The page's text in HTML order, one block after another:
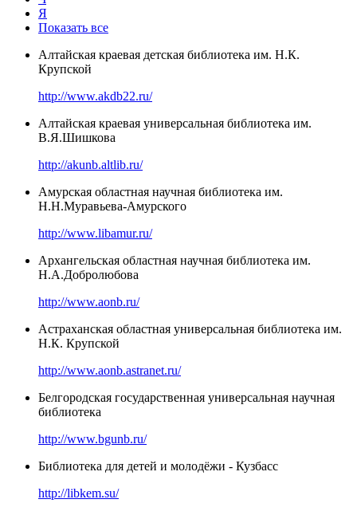
Я
Показать все
Алтайская краевая детская библиотека им. Н.К.
Крупской
http://www.akdb22.ru/
Алтайская краевая универсальная библиотека им.
В.Я.Шишкова
http://akunb.altlib.ru/
Амурская областная научная библиотека им.
Н.Н.Муравьева-Амурского
http://www.libamur.ru/
Архангельская областная научная библиотека им.
Н.А.Добролюбова
http://www.aonb.ru/
Астраханская областная универсальная библиотека им.
Н.К. Крупской
http://www.aonb.astranet.ru/
Белгородская государственная универсальная научная
библиотека
http://www.bgunb.ru/
Библиотека для детей и молодёжи - Кузбасс
http://libkem.su/